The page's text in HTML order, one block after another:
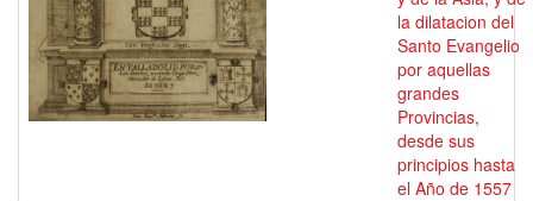
la dilatacion del
Santo Evangelio
por aquellas
grandes
Provincias,
desde sus
principios hasta
el Año de 1557